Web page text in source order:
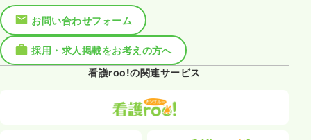
お問い合わせフォーム
採用・求人掲載をお考えの方へ
看護roo!の関連サービス